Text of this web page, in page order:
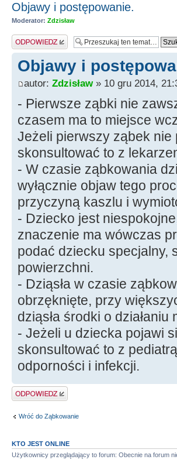
Objawy i postępowanie.
Moderator: Zdzisław
Odpowiedz
Objawy i
autor: Zdzisław» 10 gru 2014,
- Pierwsze ząbki nie
czasem ma to miejsce
Jeżeli pierwszy ząbek
skonsultować to z
- W czasie ząbkowania
wyłącznie objaw tego
przyczyną kaszlu i
- Dziecko jest
znaczenie ma wówczas
podać dziecku specjalny,
powierzchni.
- Dziąsła w czasie
obrzęknięte, przy
dziąsła środki o
- Jeżeli u dziecka pojawi
skonsultować to z
odporności i infekcji.
Odpowiedz
Wróć do Ząbkowanie
KTO JEST ONLINE
Użytkownicy przeglądający to forum: Obecnie na forum